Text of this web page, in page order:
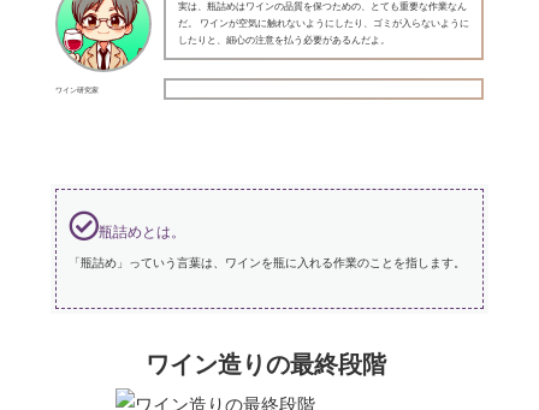
ワイン研究家
実は、瓶詰めはワインの品質を保つための、とても重要な作業なん
だ。 ワインが空気に触れないようにしたり、ゴミが入らないように
したりと、細心の注意を払う必要があるんだよ。
瓶詰めとは。
「瓶詰め」っていう言葉は、ワインを瓶に入れる作業のことを指します。
ワイン造りの最終段階